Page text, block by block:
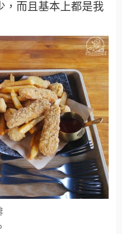
，而且基本上都是我